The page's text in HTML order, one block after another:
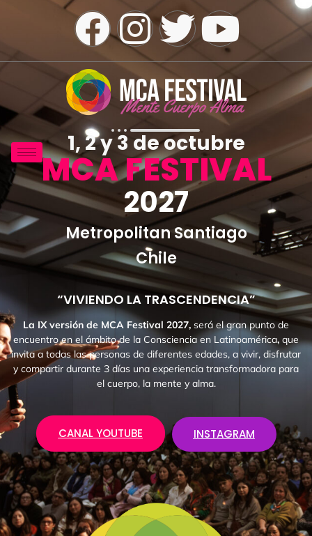
1, 2 y 3 de octubre
MCA FESTIVAL
2027
Metropolitan Santiago
Chile
“VIVIENDO LA TRASCENDENCIA”
La IX versión de MCA Festival 2027, será el gran punto de
encuentro en el ámbito de la Consciencia en Latinoamérica, que
invita a todas las personas de diferentes edades, a vivir, disfrutar
y compartir durante 3 días una experiencia transformadora para
el cuerpo, la mente y alma.
CANAL YOUTUBE INSTAGRAM